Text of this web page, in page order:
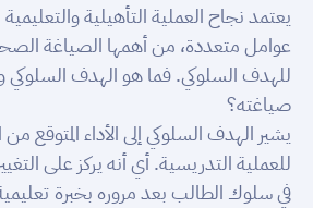
يعتمد نجاح العملية التأهيلية
عوامل متعددة، من أهمها الصياغة
للهدف السلوكي. فما هو الهدف
صياغته؟
يشير الهدف السلوكي إلى الأداء المتوقع
للعملية التدريسية. أي أنه يركز على
في سلوك الطالب بعد مروره بخبرة